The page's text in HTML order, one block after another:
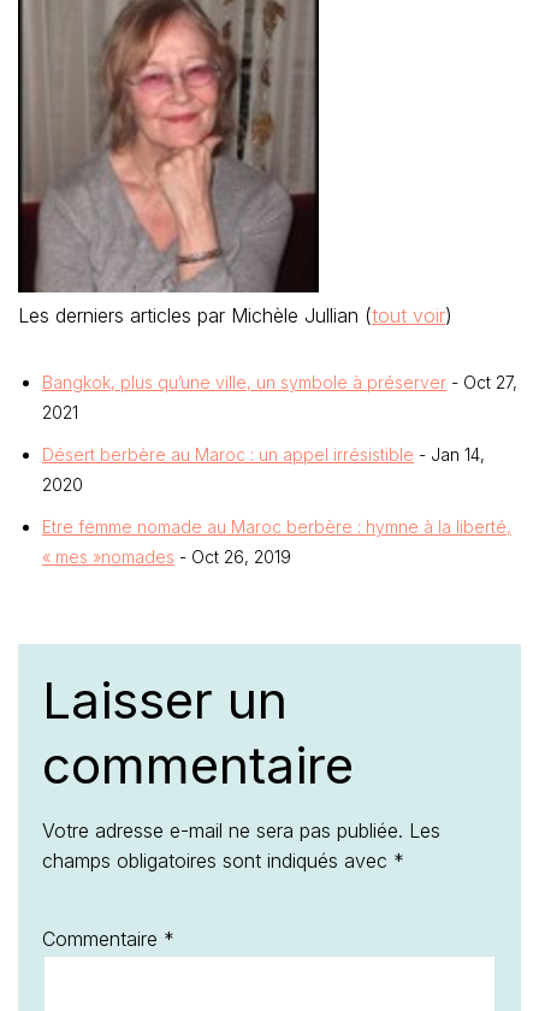
Les derniers articles par Michèle Jullian (tout voir)
Bangkok, plus qu’une ville, un symbole à préserver - Oct 27,
2021
Désert berbère au Maroc : un appel irrésistible - Jan 14,
2020
Etre femme nomade au Maroc berbère : hymne à la liberté,
« mes »nomades - Oct 26, 2019
Laisser un
commentaire
Votre adresse e-mail ne sera pas publiée. Les
champs obligatoires sont indiqués avec *
Commentaire *